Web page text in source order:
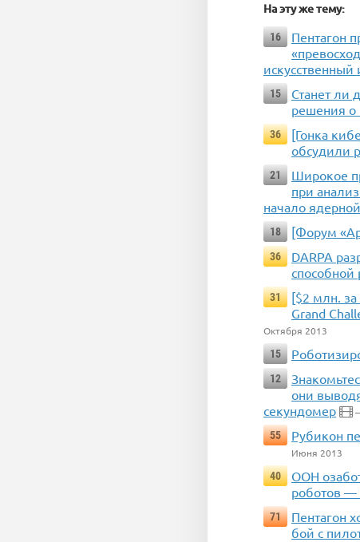
На эту же тему:
16
Пентагон
15
Станет ли
решения о
36
[Гонка
обсудили
21
Широкое
при
начало
18
[Форум
36
DARPA
способной
31
[$2 млн. за
Grand
Октября 2013
15
12
они
секундомер
55
Рубикон
Июня 2013
40
OOН
роботов —
71
Пентагон
бой с